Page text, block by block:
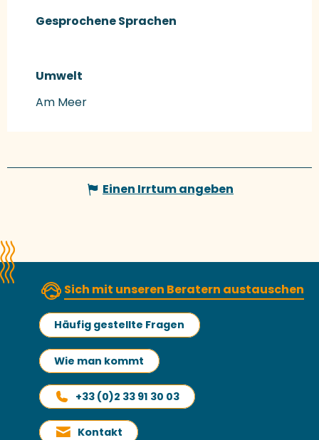
Gesprochene Sprachen
Gesprochene Sprachen
Umwelt
Umwelt
Am Meer
Einen Irrtum angeben
Sich mit unseren Beratern austauschen
Häufig gestellte Fragen
Wie man kommt
+33 (0)2 33 91 30 03
Kontakt